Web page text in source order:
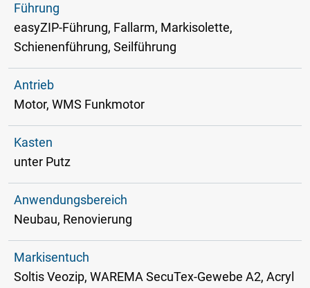
Führung
easyZIP-Führung, Fallarm, Markisolette,
Schienenführung, Seilführung
Antrieb
Motor, WMS Funkmotor
Kasten
unter Putz
Anwendungsbereich
Neubau, Renovierung
Markisentuch
Soltis Veozip, WAREMA SecuTex-Gewebe A2, Acryl